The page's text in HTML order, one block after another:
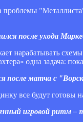
после ухода
нарабатывать
одна задача:
после матча с
все будут готовы
игровой ритм –